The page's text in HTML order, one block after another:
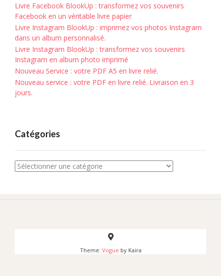
Livre Facebook BlookUp : transformez vos souvenirs
Facebook en un véritable livre papier
Livre Instagram BlookUp : imprimez vos photos Instagram
dans un album personnalisé.
Livre Instagram BlookUp : transformez vos souvenirs
Instagram en album photo imprimé
Nouveau Service : votre PDF A5 en livre relié.
Nouveau service : votre PDF en livre relié. Livraison en 3
jours.
Catégories
Catégories
Theme: Vogue by Kaira